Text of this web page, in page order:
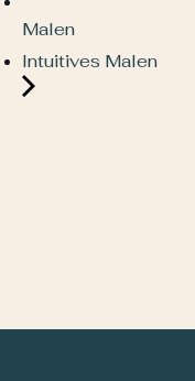
Malen
Intuitives Malen